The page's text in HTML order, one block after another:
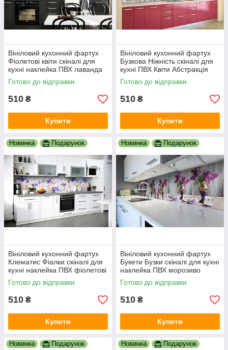
Вініловий кухонний фартух
Фіолетові квіти скіналі для
кухні наклейка ПВХ лаванда
бузок крокуси 600х2000 мм
Готово до відправки
510 ₴
Купити
Вініловий кухонний фартух
Бузкова Ніжність скіналі для
кухні ПВХ Квіти Абстракція
Фіолетовий 600х2000 мм
Готово до відправки
510 ₴
Купити
Новинка Подарунок
Вініловий кухонний фартух
Клематис Фіалки скіналі для
кухні наклейка ПВХ фіолетові
квіти 600х2000 мм
Готово до відправки
510 ₴
Купити
Новинка Подарунок
Вініловий кухонний фартух
Букети Бузки скіналі для кухні
наклейка ПВХ морозиво
натюрморт Фіолетовий
600х2000 мм
Готово до відправки
510 ₴
Купити
Новинка Подарунок Новинка Подарунок